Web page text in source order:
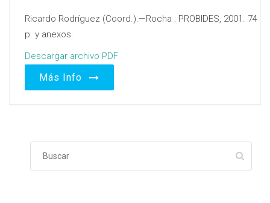
Ricardo Rodríguez (Coord.).—Rocha : PROBIDES, 2001. 74
p. y anexos.
Descargar archivo PDF
Más Info